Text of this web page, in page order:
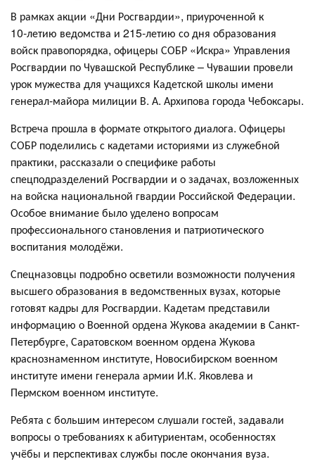
В рамках акции «Дни Росгвардии», приуроченной к
10‑летию ведомства и 215‑летию со дня образования
войск правопорядка, офицеры СОБР «Искра» Управления
Росгвардии по Чувашской Республике – Чувашии провели
урок мужества для учащихся Кадетской школы имени
генерал‑майора милиции В. А. Архипова города Чебоксары.
Встреча прошла в формате открытого диалога. Офицеры
СОБР поделились с кадетами историями из служебной
практики, рассказали о специфике работы
спецподразделений Росгвардии и о задачах, возложенных
на войска национальной гвардии Российской Федерации.
Особое внимание было уделено вопросам
профессионального становления и патриотического
воспитания молодёжи.
Спецназовцы подробно осветили возможности получения
высшего образования в ведомственных вузах, которые
готовят кадры для Росгвардии. Кадетам представили
информацию о Военной ордена Жукова академии в Санкт-
Петербурге, Саратовском военном ордена Жукова
краснознаменном институте, Новосибирском военном
институте имени генерала армии И.К. Яковлева и
Пермском военном институте.
Ребята с большим интересом слушали гостей, задавали
вопросы о требованиях к абитуриентам, особенностях
учёбы и перспективах службы после окончания вуза.